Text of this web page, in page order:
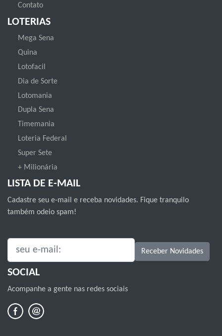
Contato
LOTERIAS
Mega Sena
Quina
Lotofacil
Dia de Sorte
Lotomania
Dupla Sena
Timemania
Loteria Federal
Super Sete
+ Milionária
LISTA DE E-MAIL
Cadastre seu e-mail e receba novidades. Fique tranquilo
também odeio spam!
SEU E-MAIL: Receber Novidades
SOCIAL
Acompanhe a gente nas redes sociais